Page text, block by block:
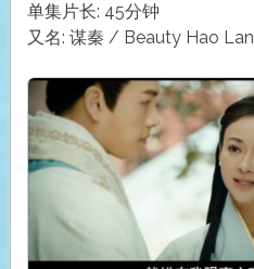
单集片长: 45分钟
又名: 谋秦 / Beauty Hao Lan